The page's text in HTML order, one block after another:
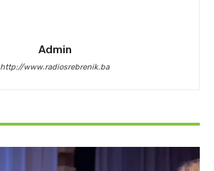
Admin
http://www.radiosrebrenik.ba